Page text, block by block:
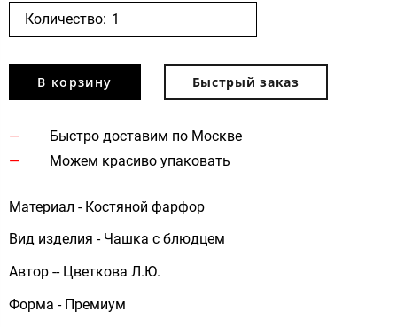
Количество:
В корзину Быстрый заказ
Быстро доставим по Москве
Можем красиво упаковать
Материал - Костяной фарфор
Вид изделия - Чашка с блюдцем
Автор -- Цветкова Л.Ю.
Форма - Премиум